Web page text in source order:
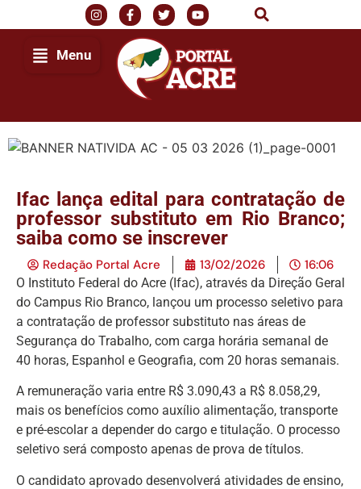
Menu
Ifac lança edital para contratação de
professor substituto em Rio Branco;
saiba como se inscrever
Redação Portal Acre 13/02/2026 16:06
O Instituto Federal do Acre (Ifac), através da Direção Geral
do Campus Rio Branco, lançou um processo seletivo para
a contratação de professor substituto nas áreas de
Segurança do Trabalho, com carga horária semanal de
40 horas, Espanhol e Geografia, com 20 horas semanais.
A remuneração varia entre R$ 3.090,43 a R$ 8.058,29,
mais os benefícios como auxílio alimentação, transporte
e pré-escolar a depender do cargo e titulação. O processo
seletivo será composto apenas de prova de títulos.
O candidato aprovado desenvolverá atividades de ensino,